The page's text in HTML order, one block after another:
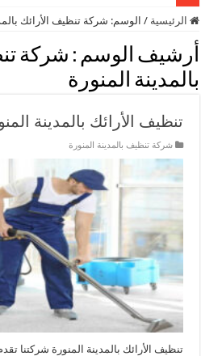
الرئيسية / الوسم: شركة تنظيف الأرائك
أرشيف الوسم : شركة
بالمدينة المنورة
تنظيف الأرائك بالمدينة
شركة تنظيف بالمدينة المنورة
تنظيف الأرائك بالمدينة المنورة شركتنا